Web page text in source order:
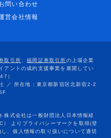
問い合わせ
営会社情報